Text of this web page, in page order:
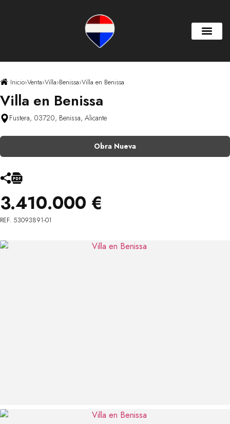
Inicio›Venta›Villa›Benissa›Villa en Benissa
Villa en Benissa
Fustera, 03720, Benissa, Alicante
Obra Nueva
3.410.000 €
REF. 53093891-01